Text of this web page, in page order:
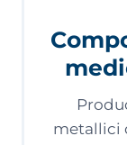
metallici